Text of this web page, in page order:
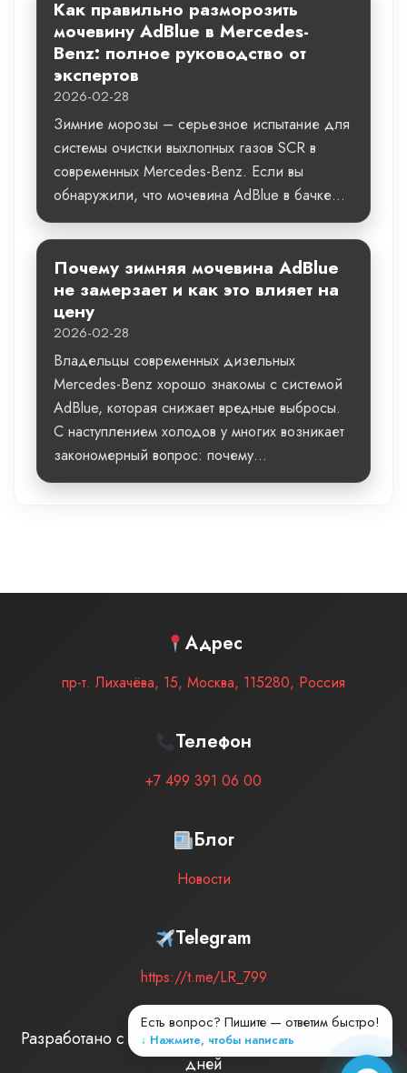
Как правильно разморозить
мочевину AdBlue в Mercedes-
Benz: полное руководство от
экспертов
2026-02-28
Зимние морозы – серьезное испытание для
системы очистки выхлопных газов SCR в
современных Mercedes-Benz. Если вы
обнаружили, что мочевина AdBlue в бачке...
Почему зимняя мочевина AdBlue
не замерзает и как это влияет на
цену
2026-02-28
Владельцы современных дизельных
Mercedes-Benz хорошо знакомы с системой
AdBlue, которая снижает вредные выбросы.
С наступлением холодов у многих возникает
закономерный вопрос: почему...
Адрес
пр-т. Лихачёва, 15, Москва, 115280, Россия
Телефон
+7 499 391 06 00
Блог
Новости
Telegram
https://t.me/LR_799
Разработано с любовью | Мы на рынке –
дней
Есть вопрос? Пишите — ответим быстро!
↓ Нажмите, чтобы написать